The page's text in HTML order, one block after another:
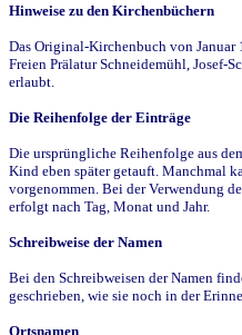
Hinweise zu den Kirchenbüchern
Das Original-Kirchenbuch von
Freien Prälatur Schneidemühl, Josef-
erlaubt.
Die Reihenfolge der Einträge
Die ursprüngliche Reihenfolge aus
Kind eben später getauft. Manchmal
vorgenommen. Bei der Verwendung
erfolgt nach Tag, Monat und Jahr.
Schreibweise der Namen
Bei den Schreibweisen der Namen
geschrieben, wie sie noch in der
Ortsnamen